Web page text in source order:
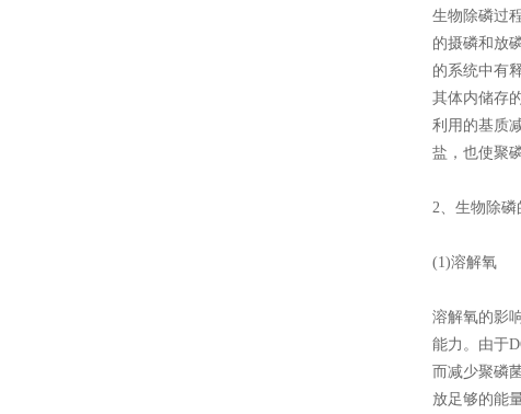
生物除磷过
的摄磷和放
的系统中有
其体内储存
利用的基质
盐，也使聚
2、生物除磷
(1)溶解氧
溶解氧的影
能力。由于
而减少聚磷
放足够的能